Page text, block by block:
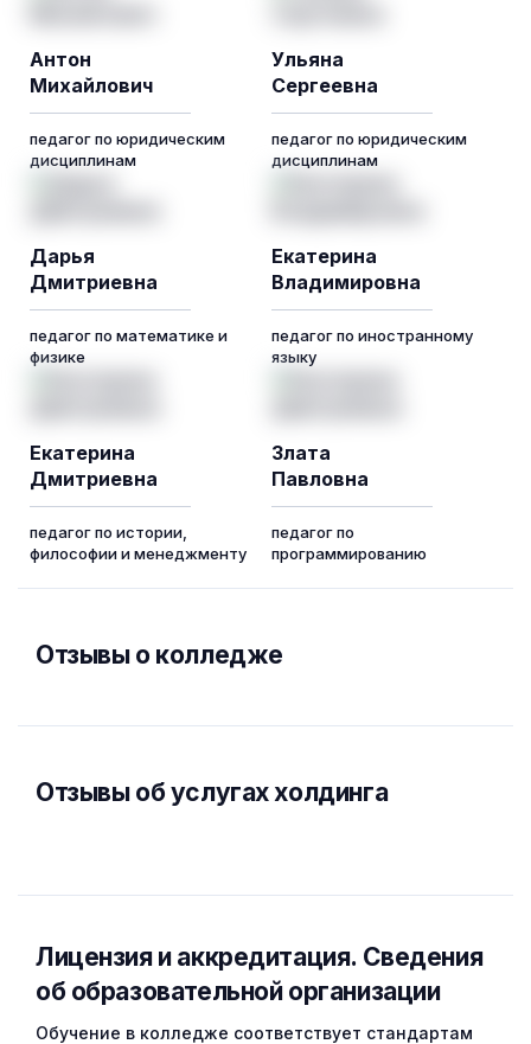
Антон
Михайлович
педагог по юридическим
дисциплинам
Ульяна
Сергеевна
педагог по юридическим
дисциплинам
Дарья
Дмитриевна
педагог по математике и
физике
Екатерина
Владимировна
педагог по иностранному
языку
Екатерина
Дмитриевна
педагог по истории,
философии и менеджменту
Злата
Павловна
педагог по
программированию
Отзывы о колледже
Отзывы об услугах холдинга
Лицензия и аккредитация. Cведения
об образовательной организации
Обучение в колледже соответствует стандартам